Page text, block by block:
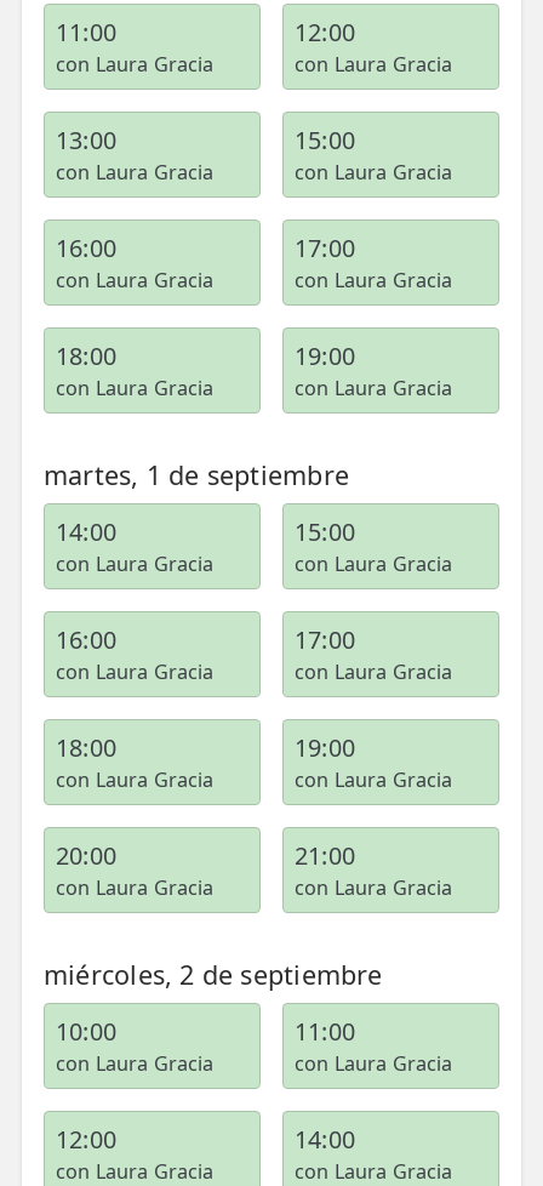
11:00
con Laura Gracia
12:00
con Laura Gracia
13:00
con Laura Gracia
15:00
con Laura Gracia
16:00
con Laura Gracia
17:00
con Laura Gracia
18:00
con Laura Gracia
19:00
con Laura Gracia
martes, 1 de septiembre
14:00
con Laura Gracia
15:00
con Laura Gracia
16:00
con Laura Gracia
17:00
con Laura Gracia
18:00
con Laura Gracia
19:00
con Laura Gracia
20:00
con Laura Gracia
21:00
con Laura Gracia
miércoles, 2 de septiembre
10:00
con Laura Gracia
11:00
con Laura Gracia
12:00
con Laura Gracia
14:00
con Laura Gracia